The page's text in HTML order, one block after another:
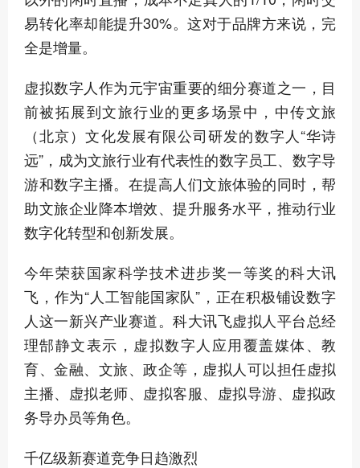
易转化率却能提升30%。这对于品牌方来说，完
全是增量。
虚拟数字人作为元宇宙重要的细分赛道之一，目
前被拓展到文旅行业的更多场景中，中传文旅
（北京）文化发展有限公司研发的数字人“华诗
远”，成为文旅行业有代表性的数字员工、数字导
游和数字主播。在提高人们文旅体验的同时，帮
助文旅企业降本增效、提升服务水平，推动行业
数字化转型和创新发展。
今年荣获国家科学技术进步奖一等奖的科大讯
飞，作为“人工智能国家队”，正在积极铺设数字
人这一新兴产业赛道。科大讯飞虚拟人平台总经
理郜静文表示，虚拟数字人应用覆盖媒体、教
育、金融、文旅、政企等，虚拟人可以担任虚拟
主播、虚拟老师、虚拟客服、虚拟导游、虚拟政
务导办员等角色。
千亿级新赛道竞争日趋激烈